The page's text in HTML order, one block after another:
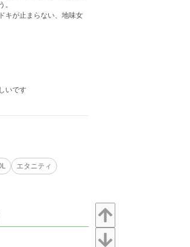
。
キが止まらない、地味女
いです
エタニティ